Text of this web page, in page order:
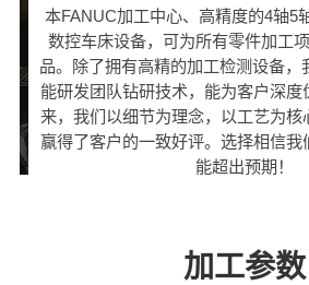
本FANUC加工中心、高精度的4轴5
数控车床设备，可为所有零件加工
品。除了拥有高精的加工检测设备，
能研发团队钻研技术，能为客户深度
来，我们以细节为理念，以工艺为核
赢得了客户的一致好评。选择相信我
能超出预期！
加工参数